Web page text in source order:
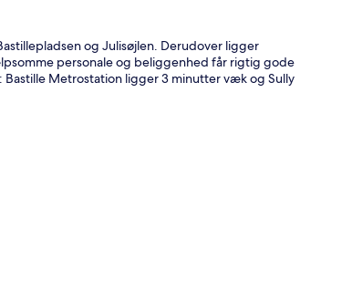
og Julisøjlen. Derudover ligger
personale og beliggenhed får rigtig gode
Metrostation ligger 3 minutter væk og Sully